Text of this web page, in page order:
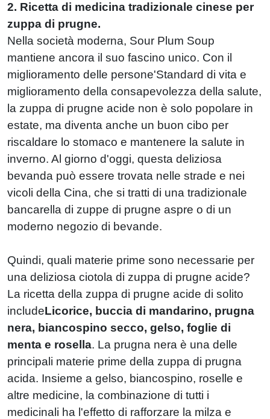
2. Ricetta di medicina tradizionale cinese per
zuppa di prugne.
Nella società moderna, Sour Plum Soup
mantiene ancora il suo fascino unico. Con il
miglioramento delle persone'Standard di vita e
miglioramento della consapevolezza della salute,
la zuppa di prugne acide non è solo popolare in
estate, ma diventa anche un buon cibo per
riscaldare lo stomaco e mantenere la salute in
inverno. Al giorno d'oggi, questa deliziosa
bevanda può essere trovata nelle strade e nei
vicoli della Cina, che si tratti di una tradizionale
bancarella di zuppe di prugne aspre o di un
moderno negozio di bevande.
Quindi, quali materie prime sono necessarie per
una deliziosa ciotola di zuppa di prugne acide?
La ricetta della zuppa di prugne acide di solito
includeLicorice, buccia di mandarino, prugna
nera, biancospino secco, gelso, foglie di
menta e rosella. La prugna nera è una delle
principali materie prime della zuppa di prugna
acida. Insieme a gelso, biancospino, roselle e
altre medicine, la combinazione di tutti i
medicinali ha l'effetto di rafforzare la milza e